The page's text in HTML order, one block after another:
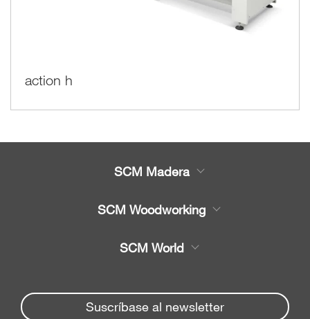
action h
SCM Madera
Recambios
Empresa
SCM Woodworking
Seccionadoras
SCM World
Spare parts service
Suscríbase al newsletter